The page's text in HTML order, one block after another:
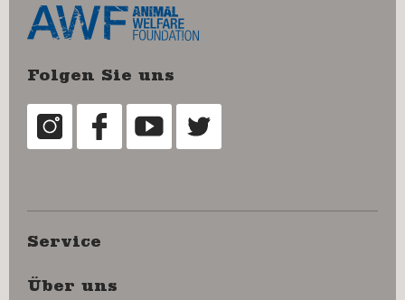
Folgen Sie uns
Service
Über uns